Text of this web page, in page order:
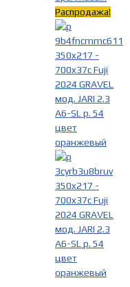
Распродажа!